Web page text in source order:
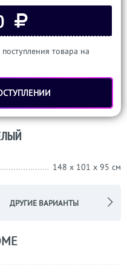
товара на
148 x 101 x 95 см
ДРУГИЕ ВАРИАНТЫ